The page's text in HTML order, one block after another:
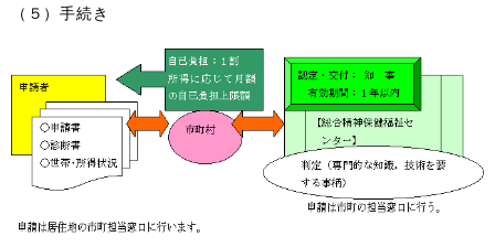
（５）手続き